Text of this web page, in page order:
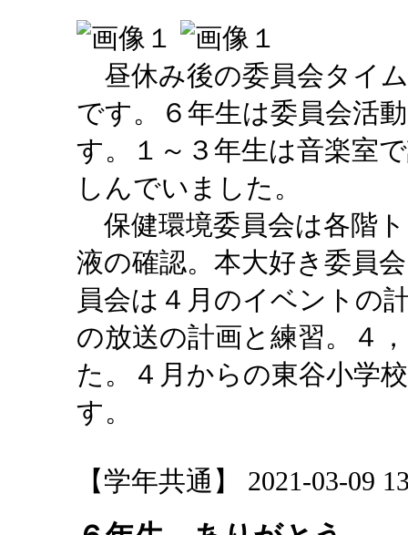
昼休み後の委員会タイ
です。６年生は委員会活
す。１～３年生は音楽室
しんでいました。
保健環境委員会は各階
液の確認。本大好き委員
員会は４月のイベントの
の放送の計画と練習。４
た。４月からの東谷小学
す。
【学年共通】 2021-03-09